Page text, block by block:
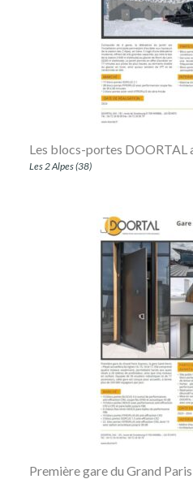
Les blocs-portes DOORTAL
Les 2 Alpes (38)
Première gare du Grand